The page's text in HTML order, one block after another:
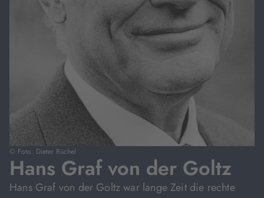
© Foto: Dieter Rüchel
Hans Graf von der Goltz
Hans Graf von der Goltz war lange Zeit die rechte